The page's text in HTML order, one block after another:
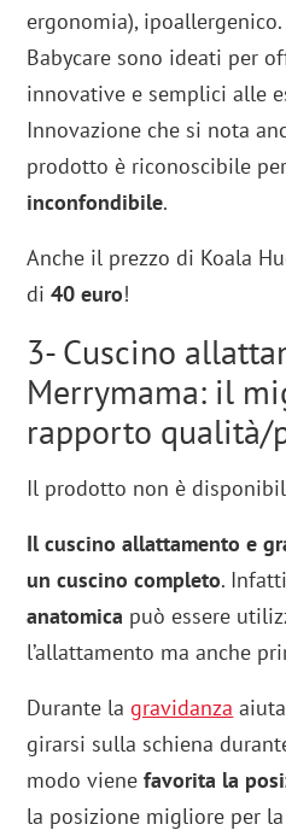
ergonomia),
Babycare sono ideati per
innovative e semplici alle
Innovazione che si nota
prodotto è riconoscibile
inconfondibile.
Anche il prezzo di Koala
di40 euro!
3- Cuscino
Merrymama: il
rapporto qualità/
Il prodotto non è
Il cuscino allattamento e
un cuscino completo.
anatomica può essere
l’allattamento ma anche
Durante lagravidanza
girarsi sulla schiena
modo vienefavorita la
la posizione migliore per